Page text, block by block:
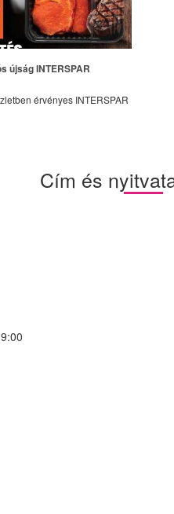
újság INTERSPAR
érvényes INTERSPAR
Cím és